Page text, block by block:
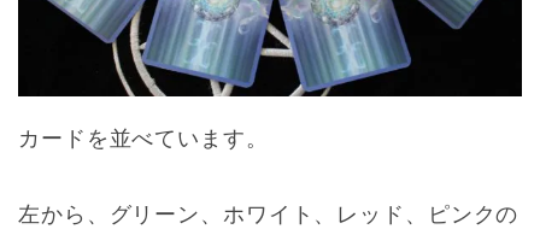
カードを並べています。
左から、グリーン、ホワイト、レッド、ピンクの